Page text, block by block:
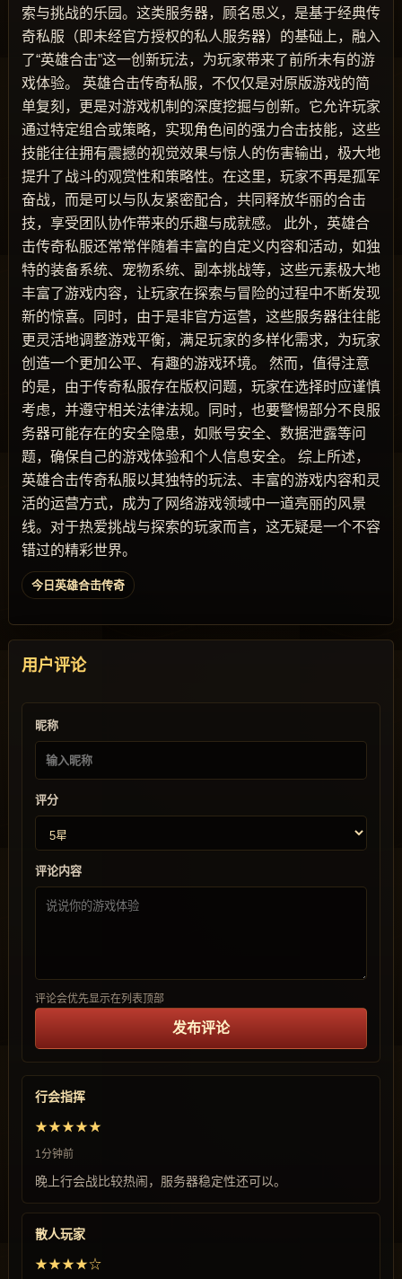
索与挑战的乐园。这类服务器，顾名思义，是基于经典传
奇私服（即未经官方授权的私人服务器）的基础上，融入
了“英雄合击”这一创新玩法，为玩家带来了前所未有的游
戏体验。 英雄合击传奇私服，不仅仅是对原版游戏的简
单复刻，更是对游戏机制的深度挖掘与创新。它允许玩家
通过特定组合或策略，实现角色间的强力合击技能，这些
技能往往拥有震撼的视觉效果与惊人的伤害输出，极大地
提升了战斗的观赏性和策略性。在这里，玩家不再是孤军
奋战，而是可以与队友紧密配合，共同释放华丽的合击
技，享受团队协作带来的乐趣与成就感。 此外，英雄合
击传奇私服还常常伴随着丰富的自定义内容和活动，如独
特的装备系统、宠物系统、副本挑战等，这些元素极大地
丰富了游戏内容，让玩家在探索与冒险的过程中不断发现
新的惊喜。同时，由于是非官方运营，这些服务器往往能
更灵活地调整游戏平衡，满足玩家的多样化需求，为玩家
创造一个更加公平、有趣的游戏环境。 然而，值得注意
的是，由于传奇私服存在版权问题，玩家在选择时应谨慎
考虑，并遵守相关法律法规。同时，也要警惕部分不良服
务器可能存在的安全隐患，如账号安全、数据泄露等问
题，确保自己的游戏体验和个人信息安全。 综上所述，
英雄合击传奇私服以其独特的玩法、丰富的游戏内容和灵
活的运营方式，成为了网络游戏领域中一道亮丽的风景
线。对于热爱挑战与探索的玩家而言，这无疑是一个不容
错过的精彩世界。
今日英雄合击传奇
用户评论
昵称
评分
评论内容
评论会优先显示在列表顶部
发布评论
行会指挥
★★★★★
1分钟前
晚上行会战比较热闹，服务器稳定性还可以。
散人玩家
★★★★☆